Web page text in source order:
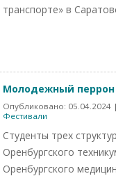
транспорте» в
Молодежный перрон
Опубликовано: 05.04.2024
Фестивали
Студенты трех
Оренбургского
Оренбургского